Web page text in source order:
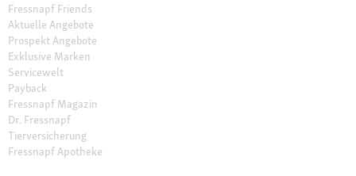
Fressnapf Friends
Aktuelle Angebote
Prospekt Angebote
Exklusive Marken
Servicewelt
Payback
Fressnapf Magazin
Dr. Fressnapf
Tierversicherung
Fressnapf Apotheke